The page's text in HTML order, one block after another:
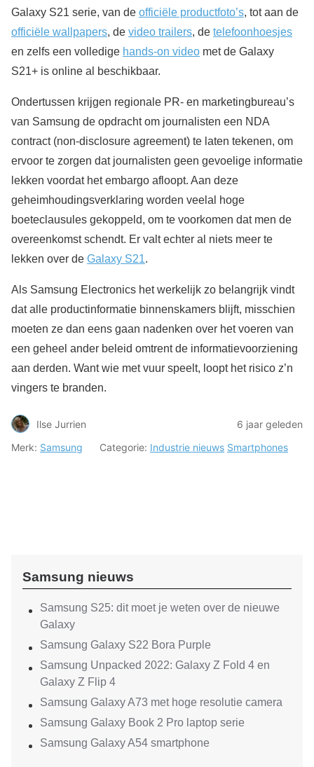
Galaxy S21 serie, van de officiële productfoto’s, tot aan de
officiële wallpapers, de video trailers, de telefoonhoesjes
en zelfs een volledige hands-on video met de Galaxy
S21+ is online al beschikbaar.
Ondertussen krijgen regionale PR- en marketingbureau’s
van Samsung de opdracht om journalisten een NDA
contract (non-disclosure agreement) te laten tekenen, om
ervoor te zorgen dat journalisten geen gevoelige informatie
lekken voordat het embargo afloopt. Aan deze
geheimhoudingsverklaring worden veelal hoge
boeteclausules gekoppeld, om te voorkomen dat men de
overeenkomst schendt. Er valt echter al niets meer te
lekken over de Galaxy S21.
Als Samsung Electronics het werkelijk zo belangrijk vindt
dat alle productinformatie binnenskamers blijft, misschien
moeten ze dan eens gaan nadenken over het voeren van
een geheel ander beleid omtrent de informatievoorziening
aan derden. Want wie met vuur speelt, loopt het risico z’n
vingers te branden.
Ilse Jurrien
6 jaar geleden
Merk: Samsung Categorie: Industrie nieuws Smartphones
Samsung nieuws
Samsung S25: dit moet je weten over de nieuwe
Galaxy
Samsung Galaxy S22 Bora Purple
Samsung Unpacked 2022: Galaxy Z Fold 4 en
Galaxy Z Flip 4
Samsung Galaxy A73 met hoge resolutie camera
Samsung Galaxy Book 2 Pro laptop serie
Samsung Galaxy A54 smartphone